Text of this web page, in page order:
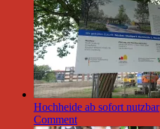
Hochheide ab sofort nutzbar
Comment